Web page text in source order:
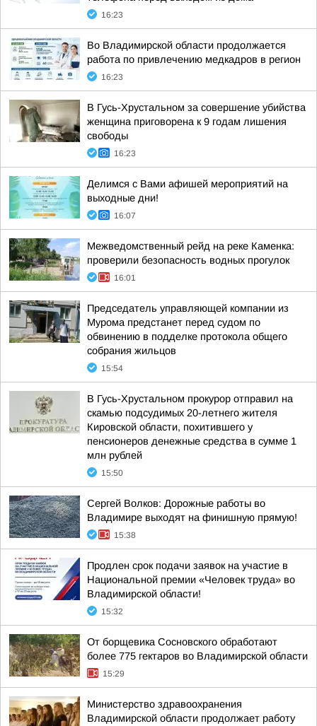
16:23
Во Владимирской области продолжается
работа по привлечению медкадров в регион
16:23
В Гусь-Хрустальном за совершение убийства
женщина приговорена к 9 годам лишения
свободы
16:23
Делимся с Вами афишей мероприятий на
выходные дни!
16:07
Межведомственный рейд на реке Каменка:
проверили безопасность водных прогулок
16:01
Председатель управляющей компании из
Мурома предстанет перед судом по
обвинению в подделке протокола общего
собрания жильцов
15:54
В Гусь-Хрустальном прокурор отправил на
скамью подсудимых 20-летнего жителя
Кировской области, похитившего у
пенсионеров денежные средства в сумме 1
млн рублей
15:50
Сергей Волков: Дорожные работы во
Владимире выходят на финишную прямую!
15:38
Продлен срок подачи заявок на участие в
Национальной премии «Человек труда» во
Владимирской области!
15:32
От борщевика Сосновского обработают
более 775 гектаров во Владимирской области
15:29
Министерство здравоохранения
Владимирской области продолжает работу